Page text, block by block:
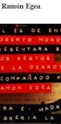
Ramón Egea.